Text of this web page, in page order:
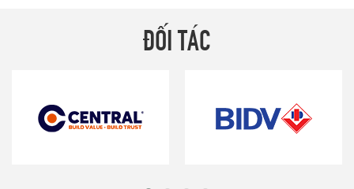
ĐỐI TÁC